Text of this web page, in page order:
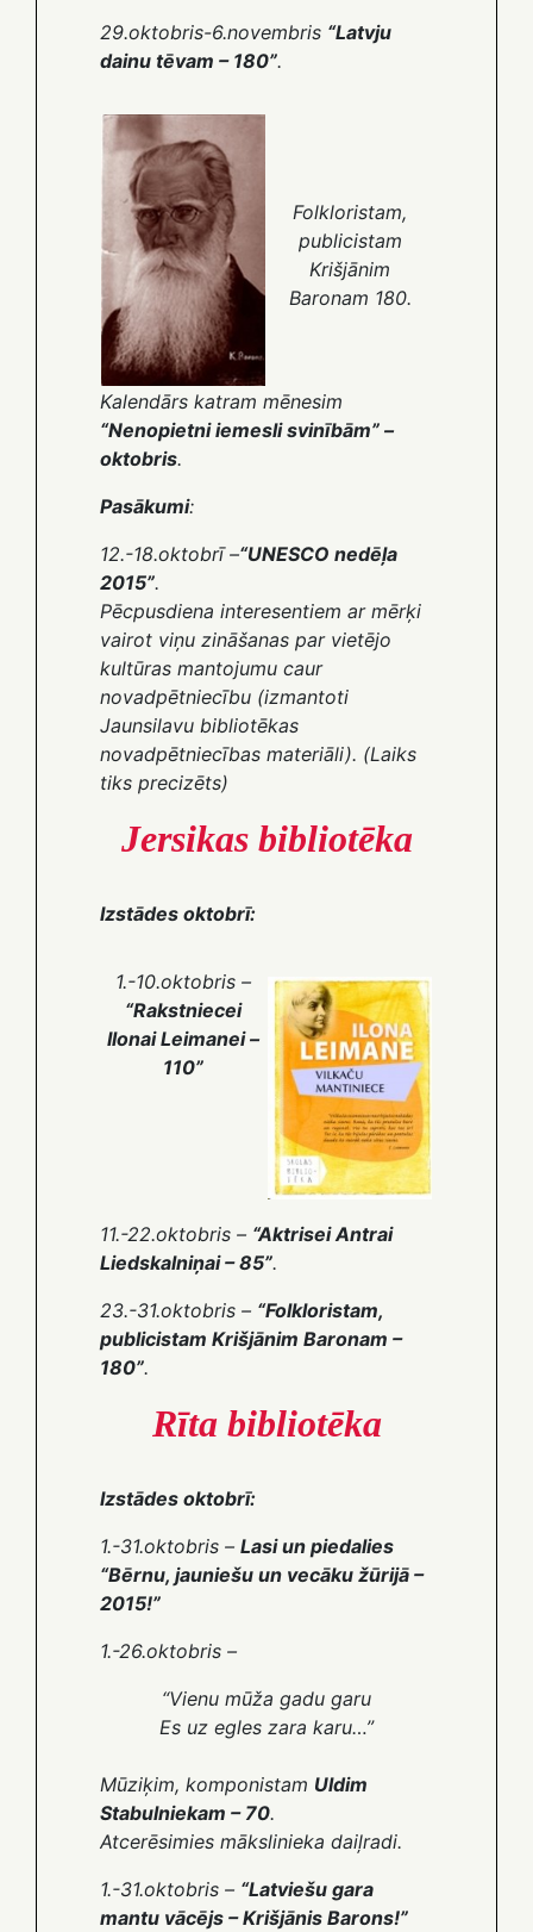
29.oktobris-6.novembris “Latvju
dainu tēvam – 180”.
Folkloristam,
publicistam
Krišjānim
Baronam 180.
Kalendārs katram mēnesim
“Nenopietni iemesli svinībām” –
oktobris.
Pasākumi:
12.-18.oktobrī –“UNESCO nedēļa
2015”.
Pēcpusdiena interesentiem ar mērķi
vairot viņu zināšanas par vietējo
kultūras mantojumu caur
novadpētniecību (izmantoti
Jaunsilavu bibliotēkas
novadpētniecības materiāli). (Laiks
tiks precizēts)
Jersikas bibliotēka
Izstādes oktobrī:
1.-10.oktobris –
“Rakstniecei
Ilonai Leimanei –
110”
11.-22.oktobris – “Aktrisei Antrai
Liedskalniņai – 85”.
23.-31.oktobris – “Folkloristam,
publicistam Krišjānim Baronam –
180”.
Rīta bibliotēka
Izstādes oktobrī:
1.-31.oktobris – Lasi un piedalies
“Bērnu, jauniešu un vecāku žūrijā –
2015!”
1.-26.oktobris –
“Vienu mūža gadu garu
Es uz egles zara karu…”
Mūziķim, komponistam Uldim
Stabulniekam – 70.
Atcerēsimies mākslinieka daiļradi.
1.-31.oktobris – “Latviešu gara
mantu vācējs – Krišjānis Barons!”